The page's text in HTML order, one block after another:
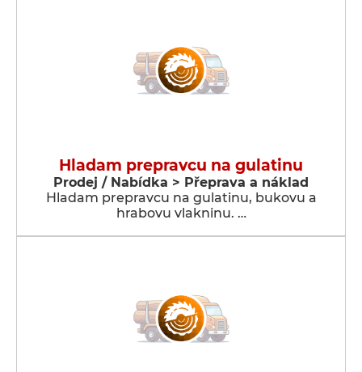
Hladam prepravcu na gulatinu
Prodej / Nabídka > Přeprava a náklad
Hladam prepravcu na gulatinu, bukovu a
hrabovu vlakninu. …